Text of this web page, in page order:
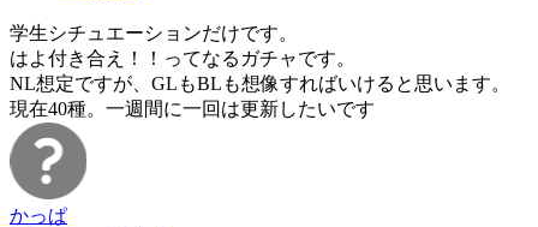
学生シチュエーションだけです。
はよ付き合え！！ってなるガチャです。
NL想定ですが、GLもBLも想像すればいけると思います。
現在40種。一週間に一回は更新したいです
かっぱ